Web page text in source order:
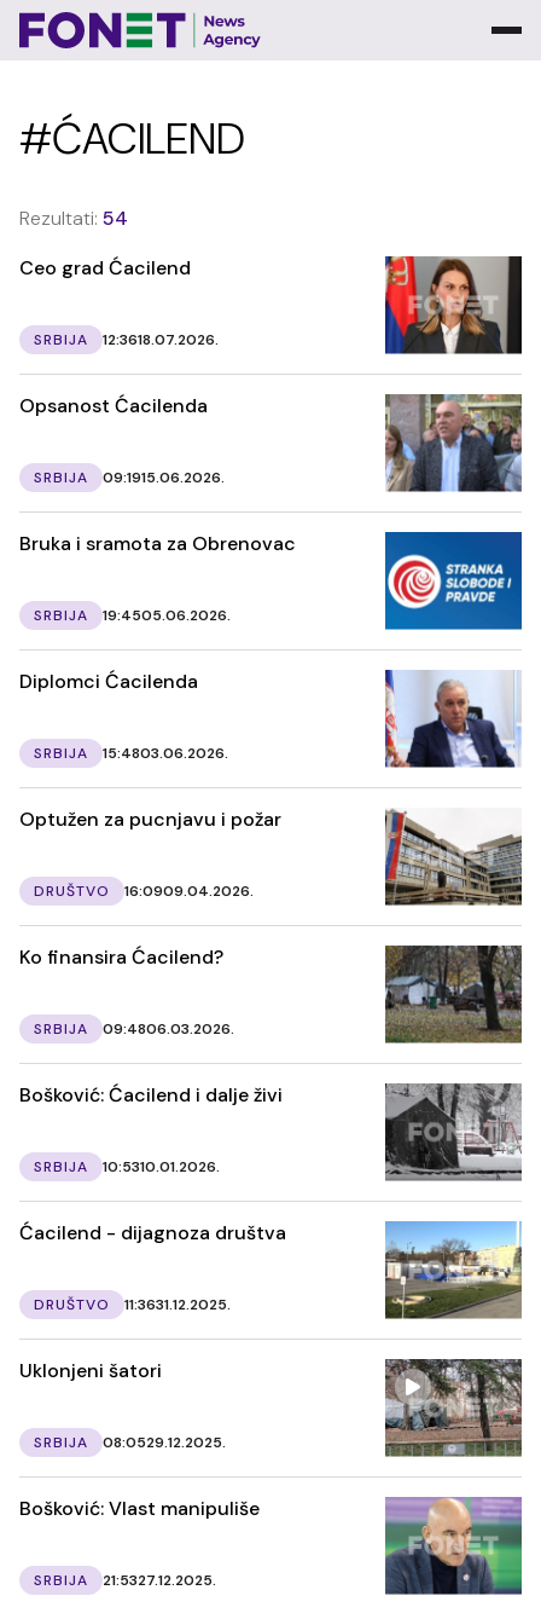
#ĆACILEND
Rezultati: 54
Ceo grad Ćacilend
SRBIJA 12:3618.07.2026.
Opsanost Ćacilenda
SRBIJA 09:1915.06.2026.
Bruka i sramota za Obrenovac
SRBIJA 19:4505.06.2026.
Diplomci Ćacilenda
SRBIJA 15:4803.06.2026.
Optužen za pucnjavu i požar
DRUŠTVO 16:0909.04.2026.
Ko finansira Ćacilend?
SRBIJA 09:4806.03.2026.
Bošković: Ćacilend i dalje živi
SRBIJA 10:5310.01.2026.
Ćacilend - dijagnoza društva
DRUŠTVO 11:3631.12.2025.
Uklonjeni šatori
SRBIJA 08:0529.12.2025.
Bošković: Vlast manipuliše
SRBIJA 21:5327.12.2025.